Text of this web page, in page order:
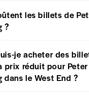
les billets de
?
je acheter des
prix réduit pour Peter
dans le West End ?